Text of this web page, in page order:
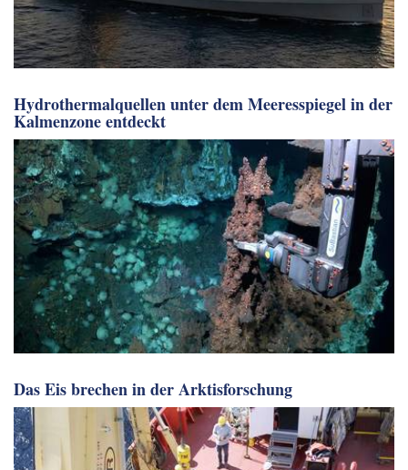
Hydrothermalquellen unter dem Meeresspiegel in der
Kalmenzone entdeckt
Das Eis brechen in der Arktisforschung